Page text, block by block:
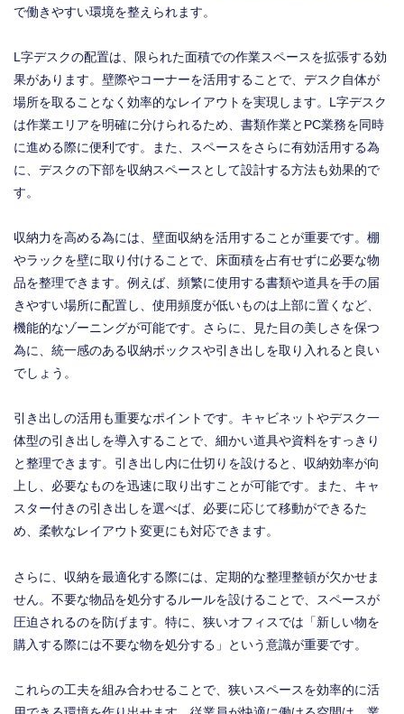
で働きやすい環境を整えられます。
L字デスクの配置は、限られた面積での作業スペースを拡張する効
果があります。壁際やコーナーを活用することで、デスク自体が
場所を取ることなく効率的なレイアウトを実現します。L字デスク
は作業エリアを明確に分けられるため、書類作業とPC業務を同時
に進める際に便利です。また、スペースをさらに有効活用する為
に、デスクの下部を収納スペースとして設計する方法も効果的で
す。
収納力を高める為には、壁面収納を活用することが重要です。棚
やラックを壁に取り付けることで、床面積を占有せずに必要な物
品を整理できます。例えば、頻繁に使用する書類や道具を手の届
きやすい場所に配置し、使用頻度が低いものは上部に置くなど、
機能的なゾーニングが可能です。さらに、見た目の美しさを保つ
為に、統一感のある収納ボックスや引き出しを取り入れると良い
でしょう。
引き出しの活用も重要なポイントです。キャビネットやデスク一
体型の引き出しを導入することで、細かい道具や資料をすっきり
と整理できます。引き出し内に仕切りを設けると、収納効率が向
上し、必要なものを迅速に取り出すことが可能です。また、キャ
スター付きの引き出しを選べば、必要に応じて移動ができるた
め、柔軟なレイアウト変更にも対応できます。
さらに、収納を最適化する際には、定期的な整理整頓が欠かせま
せん。不要な物品を処分するルールを設けることで、スペースが
圧迫されるのを防げます。特に、狭いオフィスでは「新しい物を
購入する際には不要な物を処分する」という意識が重要です。
これらの工夫を組み合わせることで、狭いスペースを効率的に活